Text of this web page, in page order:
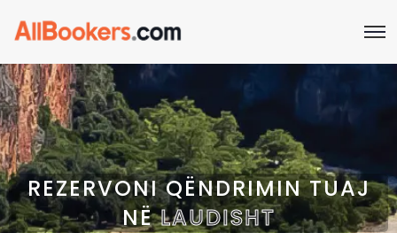
REZERVONI QËNDRIMIN TUAJ
NËLAUDISHT